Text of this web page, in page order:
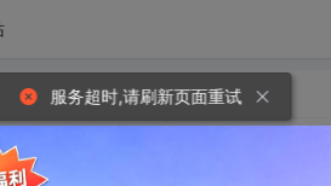
服务超时,请刷新页面重试